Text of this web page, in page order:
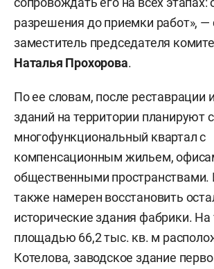
разрешения до приемки работ», —
заместитель председателя
Наталья Прохорова.
По ее словам, после реставрации
зданий на территории планируют
многофункциональный квартал с
компенсационным жильем,
общественными пространствами.
также намерен восстановить
исторические здания фабрики. На
площадью 66,2 тыс. кв. м
Котелова, заводское здание